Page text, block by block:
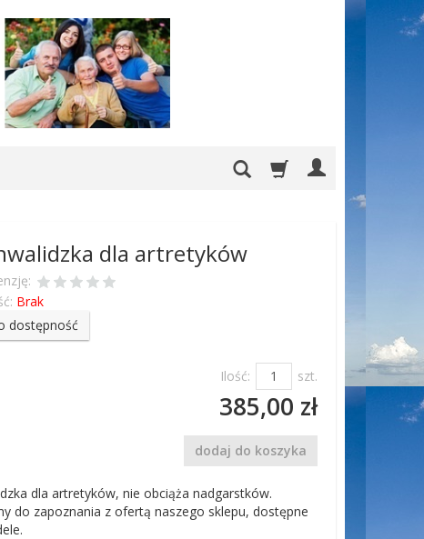
dla artretyków
Brak
dostępność
Ilość: szt.
385,00 zł
dodaj do koszyka
dla artretyków, nie obciąża nadgarstków.
do zapoznania z ofertą naszego sklepu, dostępne